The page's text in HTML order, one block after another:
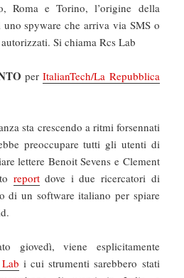
Roma e Torino, l’origine della
spyware che arriva via SMS o
Si chiama Rcs Lab
perItalianTech/La Repubblica
sta crescendo a ritmi forsennati
preoccupare tutti gli utenti di
lettere Benoit Sevens e Clement
reportdove i due ricercatori di
di un software italiano per spiare
giovedì, viene esplicitamente
i cui strumenti sarebbero stati